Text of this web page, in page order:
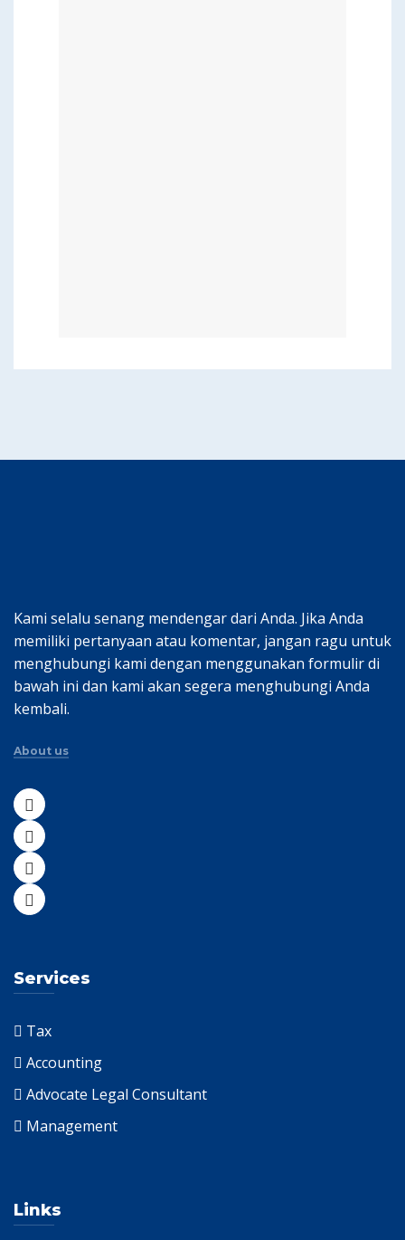
Kami selalu senang mendengar dari Anda. Jika Anda
memiliki pertanyaan atau komentar, jangan ragu untuk
menghubungi kami dengan menggunakan formulir di
bawah ini dan kami akan segera menghubungi Anda
kembali.
About us
Services
Tax
Accounting
Advocate Legal Consultant
Management
Links